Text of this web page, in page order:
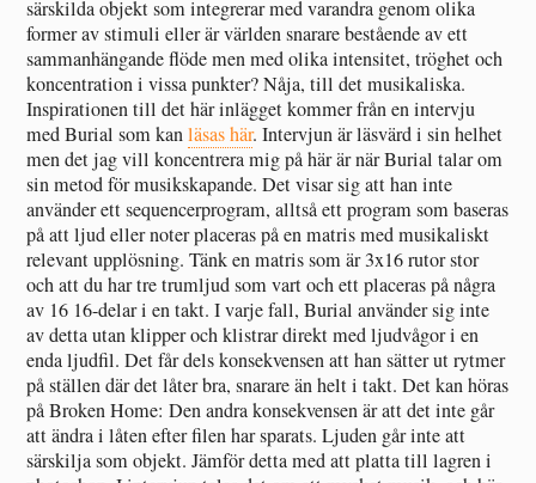
särskilda objekt som integrerar med varandra genom olika
former av stimuli eller är världen snarare bestående av ett
sammanhängande flöde men med olika intensitet, tröghet och
koncentration i vissa punkter? Nåja, till det musikaliska.
Inspirationen till det här inlägget kommer från en intervju
med Burial som kanläsas här. Intervjun är läsvärd i sin helhet
men det jag vill koncentrera mig på här är när Burial talar om
sin metod för musikskapande. Det visar sig att han inte
använder ett sequencerprogram, alltså ett program som baseras
på att ljud eller noter placeras på en matris med musikaliskt
relevant upplösning. Tänk en matris som är 3x16 rutor stor
och att du har tre trumljud som vart och ett placeras på några
av 16 16-delar i en takt. I varje fall, Burial använder sig inte
av detta utan klipper och klistrar direkt med ljudvågor i en
enda ljudfil. Det får dels konsekvensen att han sätter ut rytmer
på ställen där det låter bra, snarare än helt i takt. Det kan höras
på Broken Home: Den andra konsekvensen är att det inte går
att ändra i låten efter filen har sparats. Ljuden går inte att
särskilja som objekt. Jämför detta med att platta till lagren i